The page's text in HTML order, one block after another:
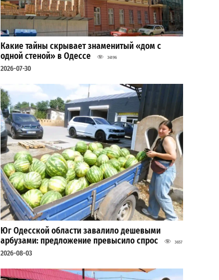
Какие тайны скрывает знаменитый «дом с
одной стеной» в Одессе
34196
2026-07-30
Юг Одесской области завалило дешевыми
арбузами: предложение превысило спрос
3657
2026-08-03